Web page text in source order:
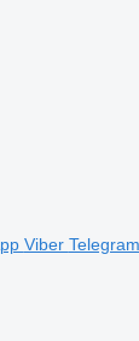
Viber Telegram